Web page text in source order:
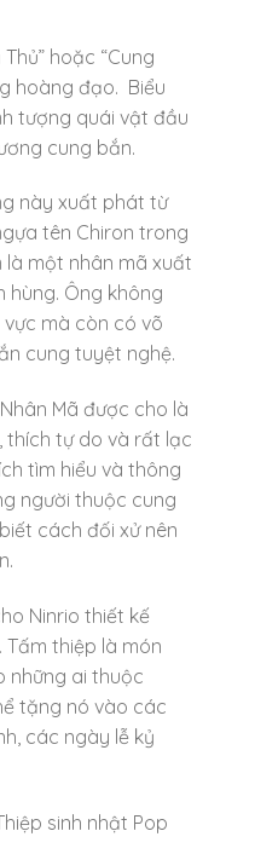
hoặc “Cung
hoàng đạo. Biểu
tượng quái vật đầu
cung bắn.
này xuất phát từ
tên Chiron trong
là một nhân mã xuất
hùng. Ông không
mà còn có võ
cung tuyệt nghệ.
Mã được cho là
thích tự do và rất lạc
tìm hiểu và thông
người thuộc cung
cách đối xử nên
Ninrio thiết kế
Tấm thiệp là món
những ai thuộc
tặng nó vào các
các ngày lễ kỷ